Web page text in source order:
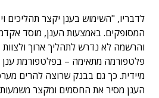
לדבריו, "השימוש בענן יקצר תהליכים
המסופקים. באמצעות הענן, מוסד
והרשמה לא נדרש לתהליך ארוך ולצוות
פלטפורמה מתאימה – בפלטפורמת ענן
מיידית. כך גם בבנק שרוצה להרים
הענן מסיר את החסמים ומקצר